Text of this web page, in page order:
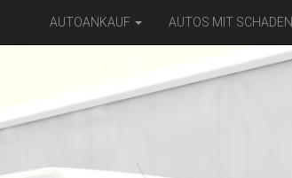
AUTOANKAUF AUTOS MIT SCHADEN